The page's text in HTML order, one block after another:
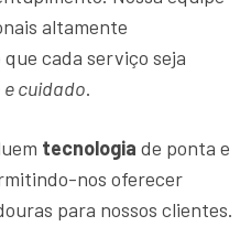
altamente
cada serviço seja
cuidado.
tecnologia de ponta e
nos oferecer
para nossos clientes.